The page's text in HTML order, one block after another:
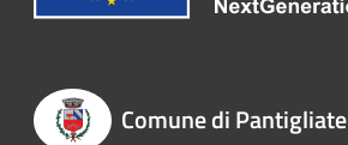
Comune di Pantigliate